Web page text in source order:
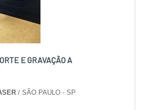
E GRAVAÇÃO A
/ SÃO PAULO - SP